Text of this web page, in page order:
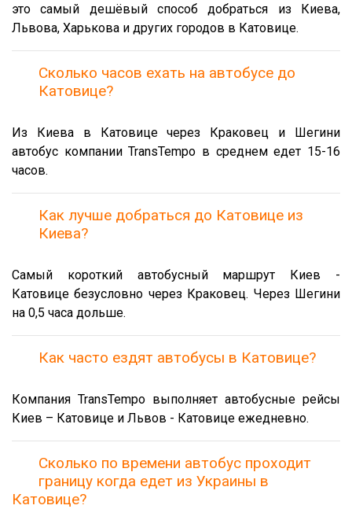
это самый дешёвый способ добраться из Киева,
Львова, Харькова и других городов в Катовице.
Сколько часов ехать на автобусе до
Катовице?
Из Киева в Катовице через Краковец и Шегини
автобус компании TransTempo в среднем едет 15-16
часов.
Как лучше добраться до Катовице из
Киева?
Самый короткий автобусный маршрут Киев -
Катовице безусловно через Краковец. Через Шегини
на 0,5 часа дольше.
Как часто ездят автобусы в Катовице?
Компания TransTempo выполняет автобусные рейсы
Киев – Катовице и Львов - Катовице ежедневно.
Сколько по времени автобус проходит
границу когда едет из Украины в
Катовице?